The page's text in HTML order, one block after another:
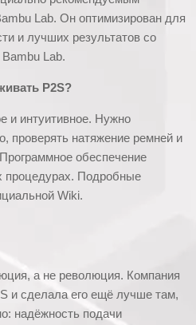
Lab. Он оптимизирован для
и лучших результатов со
Lab.
P2S?
и интуитивное. Нужно
проверять натяжение ремней и
обеспечение
процедурах. Подробные
Wiki.
а не революция. Компания
и сделала его ещё лучше там,
надёжность подачи